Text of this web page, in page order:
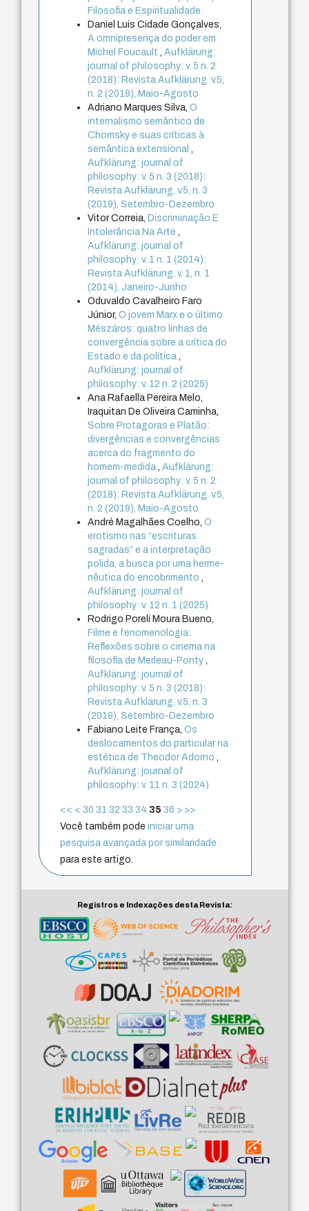
Filosofia e Espiritualidade
Daniel Luis Cidade Gonçalves,
A omnipresença do poder em
Michel Foucault
,Aufklärung:
journal of philosophy: v. 5 n. 2
(2018): Revista Aufklärung. v.5,
n. 2 (2019), Maio-Agosto
Adriano Marques Silva,O
internalismo semântico de
Chomsky e suas críticas à
semântica extensional
Aufklärung: journal of
philosophy: v. 5 n. 3 (2018):
Revista Aufklärung. v.5, n. 3
(2019), Setembro-Dezembro
Vitor Correia,Discriminação E
Intolerância Na Arte
Aufklärung: journal of
philosophy: v. 1 n. 1 (2014):
Revista Aufklärung. v. 1, n. 1
(2014), Janeiro-Junho
Oduvaldo Cavalheiro Faro
Júnior,O jovem Marx e o último
Mészáros: quatro linhas de
convergência sobre a crítica do
Estado e da política
Aufklärung: journal of
philosophy: v. 12 n. 2 (2025)
Ana Rafaella Pereira Melo,
Iraquitan De Oliveira Caminha,
Sobre Protagoras e Platão:
divergências e convergências
acerca do fragmento do
homem-medida ,Aufklärung:
journal of philosophy: v. 5 n. 2
(2018): Revista Aufklärung. v.5,
n. 2 (2019), Maio-Agosto
André Magalhães Coelho,O
erotismo nas “escrituras
sagradas” e a interpretação
polida, a busca por uma herme-
nêutica do encobrimento
Aufklärung: journal of
philosophy: v. 12 n. 1 (2025)
Rodrigo Poreli Moura Bueno,
Filme e fenomenologia:
Reflexões sobre o cinema na
filosofia de Merleau-Ponty
Aufklärung: journal of
philosophy: v. 5 n. 3 (2018):
Revista Aufklärung. v.5, n. 3
(2019), Setembro-Dezembro
Fabiano Leite França,Os
deslocamentos do particular na
estética de Theodor Adorno
Aufklärung: journal of
philosophy: v. 11 n. 3 (2024)
<< < 30 31 32 33 34 35 36 > >>
Você também podeiniciar uma
pesquisa avançada por similaridade
para este artigo.
Registros e Indexações desta Revista: